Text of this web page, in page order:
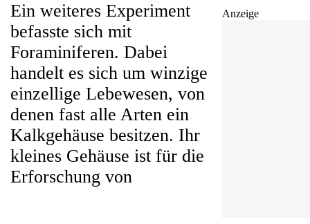
Anzeige
Ein weiteres Experiment
befasste sich mit
Foraminiferen. Dabei
handelt es sich um winzige
einzellige Lebewesen, von
denen fast alle Arten ein
Kalkgehäuse besitzen. Ihr
kleines Gehäuse ist für die
Erforschung von